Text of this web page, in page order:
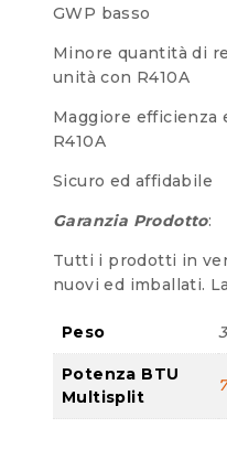
GWP basso
Minore quantità di
unità con R410A
Maggiore efficienza
R410A
Sicuro ed affidabile
Garanzia Prodotto:
Tutti i prodotti in
nuovi ed imballati.
Peso
Potenza BTU
Multisplit